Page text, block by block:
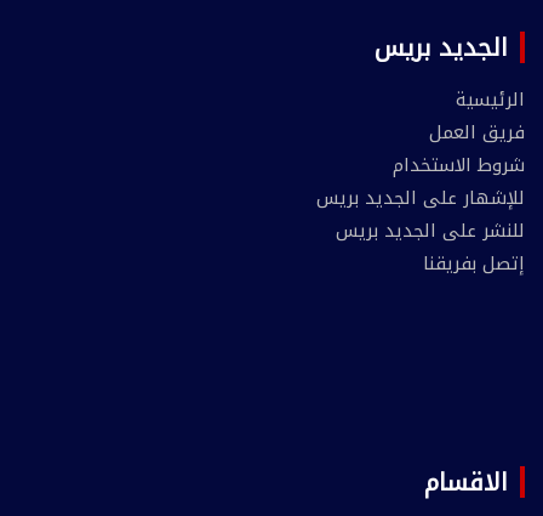
الجديد بريس
الرئيسية
فريق العمل
شروط الاستخدام
للإشهار على الجديد بريس
للنشر على الجديد بريس
إتصل بفريقنا
الاقسام